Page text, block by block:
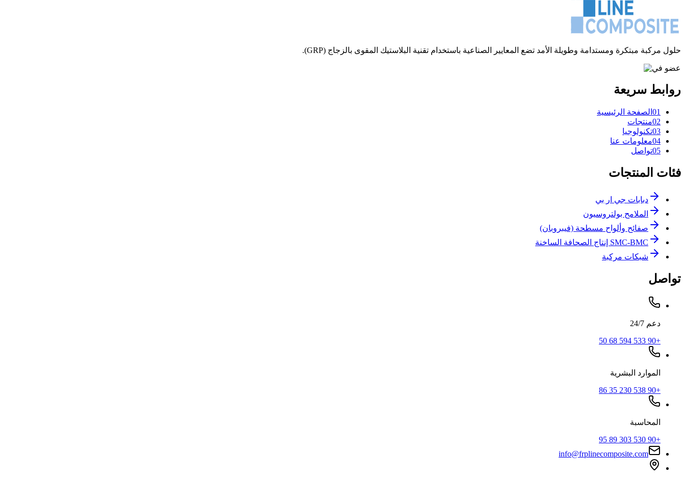
حلول مركبة مبتكرة ومستدامة وطويلة الأمد تضع المعايير الصناعية باستخدام تقنية البلاستيك المقوى بالزجاج (GRP).
عضو في
روابط سريعة
01
الصفحة الرئيسية
02 منتجات
03 تكنولوجيا
04 معلومات عنا
05 تواصل
فئات المنتجات
دبابات جي ار بي
الملامح بولتروسيون
صفائح وألواح مسطحة (فيبروبان)
SMC-BMC إنتاج الصحافة الساخنة
شبكات مركبة
تواصل
دعم 24/7
+90 533 594 68 50
الموارد البشرية
+90 538 230 35 86
المحاسبة
+90 530 303 89 95
info@frplinecomposite.com